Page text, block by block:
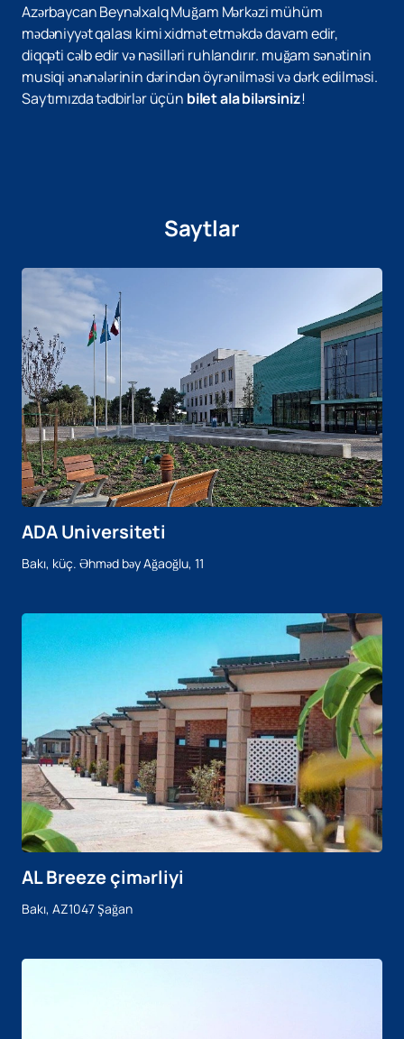
Azərbaycan Beynəlxalq Muğam Mərkəzi mühüm
mədəniyyət qalası kimi xidmət etməkdə davam edir,
diqqəti cəlb edir və nəsilləri ruhlandırır. muğam sənətinin
musiqi ənənələrinin dərindən öyrənilməsi və dərk edilməsi.
Saytımızda tədbirlər üçün bilet ala bilərsiniz!
Saytlar
ADA Universiteti
Bakı, küç. Əhməd bəy Ağaoğlu, 11
AL Breeze çimərliyi
Bakı, AZ1047 Şağan